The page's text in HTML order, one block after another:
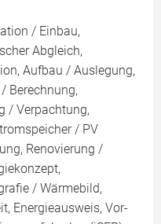
/ Einbau,
Abgleich,
Aufbau / Auslegung,
Berechnung,
/ Verpachtung,
/ PV
Renovierung /
/ Wärmebild,
Energieausweis, Vor-